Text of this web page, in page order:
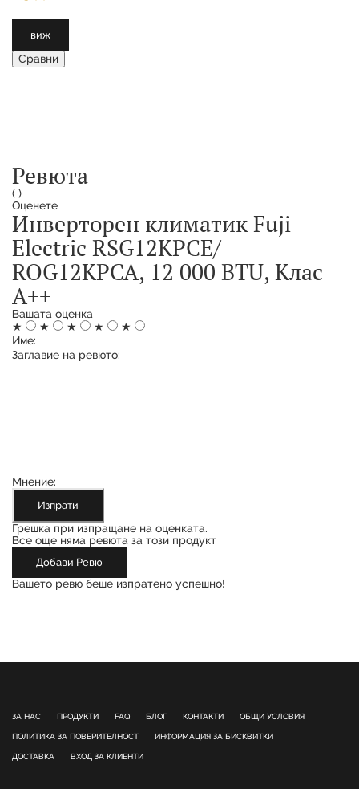
виж
Сравни
Ревюта
( )
Оценете
Инверторен климатик Fuji
Electric RSG12KPCЕ/
ROG12KPCA, 12 000 BTU, Клас
А++
Вашата оценка
★
★ ★ ★
★
Име:
Заглавие на ревюто:
Мнение:
Изпрати
Грешка при изпращане на оценката.
Все още няма ревюта за този продукт
Добави Ревю
Вашето ревю беше изпратено успешно!
ЗА НАС ПРОДУКТИ FAQ БЛОГ КОНТАКТИ ОБЩИ УСЛОВИЯ
ПОЛИТИКА ЗА ПОВЕРИТЕЛНОСТ ИНФОРМАЦИЯ ЗА БИСКВИТКИ
ДОСТАВКА ВХОД ЗА КЛИЕНТИ